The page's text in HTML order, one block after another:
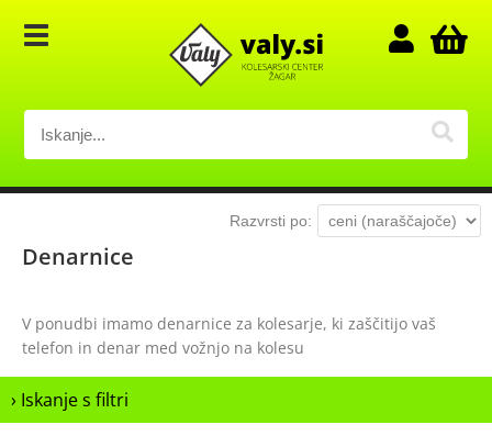
Razvrsti po:
Denarnice
V ponudbi imamo denarnice za kolesarje, ki zaščitijo vaš
telefon in denar med vožnjo na kolesu
› Iskanje s filtri